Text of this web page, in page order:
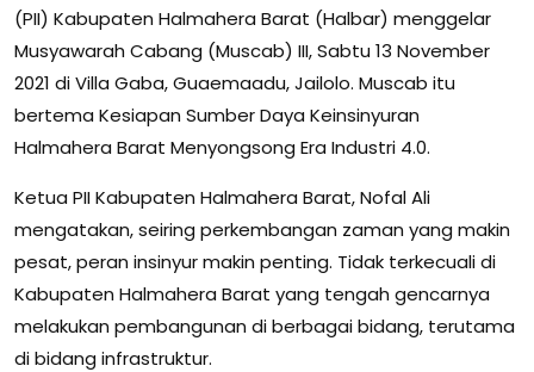
(PII) Kabupaten Halmahera Barat (Halbar) menggelar
Musyawarah Cabang (Muscab) III, Sabtu 13 November
2021 di Villa Gaba, Guaemaadu, Jailolo. Muscab itu
bertema Kesiapan Sumber Daya Keinsinyuran
Halmahera Barat Menyongsong Era Industri 4.0.
Ketua PII Kabupaten Halmahera Barat, Nofal Ali
mengatakan, seiring perkembangan zaman yang makin
pesat, peran insinyur makin penting. Tidak terkecuali di
Kabupaten Halmahera Barat yang tengah gencarnya
melakukan pembangunan di berbagai bidang, terutama
di bidang infrastruktur.